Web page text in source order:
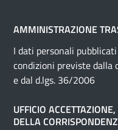
AMMINISTRAZIONE
I dati personali
condizioni previste
e dal d.lgs. 36/2006
UFFICIO
DELLA